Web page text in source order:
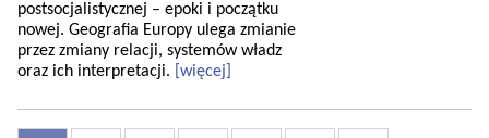
postsocjalistycznej – epoki i początku
nowej. Geografia Europy ulega zmianie
przez zmiany relacji, systemów władz
oraz ich interpretacji.
[więcej]